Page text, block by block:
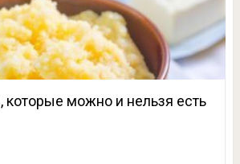
которые можно и нельзя есть